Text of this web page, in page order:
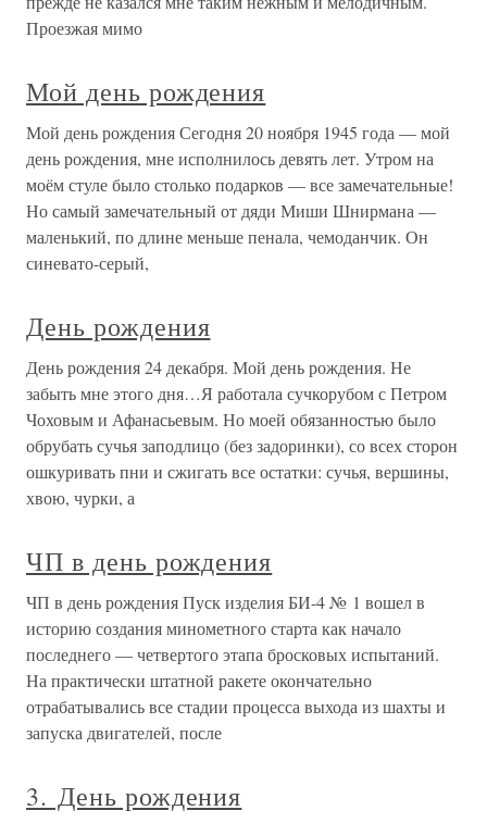
Проезжая мимо
Мой день рождения
Мой день рождения Сегодня 20 ноября 1945 года — мой
день рождения, мне исполнилось девять лет. Утром на
моём стуле было столько подарков — все замечательные!
Но самый замечательный от дяди Миши Шнирмана —
маленький, по длине меньше пенала, чемоданчик. Он
синевато-серый,
День рождения
День рождения 24 декабря. Мой день рождения. Не
забыть мне этого дня…Я работала сучкорубом с Петром
Чоховым и Афанасьевым. Но моей обязанностью было
обрубать сучья заподлицо (без задоринки), со всех сторон
ошкуривать пни и сжигать все остатки: сучья, вершины,
хвою, чурки, а
ЧП в день рождения
ЧП в день рождения Пуск изделия БИ-4 № 1 вошел в
историю создания минометного старта как начало
последнего — четвертого этапа бросковых испытаний.
На практически штатной ракете окончательно
отрабатывались все стадии процесса выхода из шахты и
запуска двигателей, после
3. День рождения